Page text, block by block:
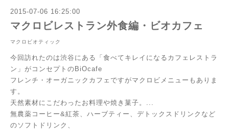
2015-07-06 16:25:00
マクロビレストラン外食編・ビオカフェ
マクロビオティック
今回訪れたのは渋谷にある「食べてキレイになるカフェレストラ
ン」がコンセプトのBiOcafe
フレンチ・オーガニックカフェですがマクロビメニューもありま
す。
天然素材にこだわったお料理や焼き菓子。 ...
無農薬コーヒー&紅茶、ハーブティー、デトックスドリンクなど
のソフトドリンク、